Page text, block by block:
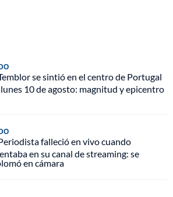
se sintió en el centro de Portugal
10 de agosto: magnitud y epicentro
falleció en vivo cuando
en su canal de streaming: se
en cámara